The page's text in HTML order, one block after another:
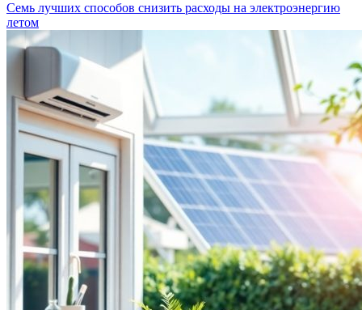
Семь лучших способов снизить расходы на электроэнергию
летом